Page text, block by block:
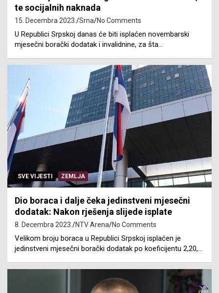
te socijalnih naknada
15. Decembra 2023. Srna No Comments
U Republici Srpskoj danas će biti isplaćen novembarski
mjesečni borački dodatak i invalidnine, za šta…
SVE VIJESTI ZEMLJA
Dio boraca i dalje čeka jedinstveni mjesečni
dodatak: Nakon rješenja slijede isplate
8. Decembra 2023. NTV Arena No Comments
Velikom broju boraca u Republici Srpskoj isplaćen je
jedinstveni mjesečni borački dodatak po koeficijentu 2,20,…